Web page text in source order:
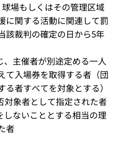
場もしくはその管理区域
に関する活動に関連して罰
該裁判の確定の日から5年
、主催者が別途定める一人
て入場券を取得する者（団
者すべてを対象とする）
対象者として指定された者
しないこととする相当の理
者